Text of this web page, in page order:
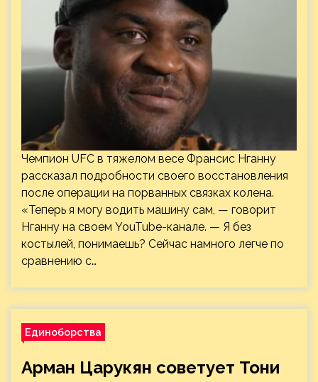
Чемпион UFC в тяжелом весе Франсис Нганну
рассказал подробности своего восстановления
после операции на порванных связках колена.
«Теперь я могу водить машину сам, — говорит
Нганну на своем YouTube-канале. — Я без
костылей, понимаешь? Сейчас намного легче по
сравнению с…
Единоборства
Арман Царукян советует Тони